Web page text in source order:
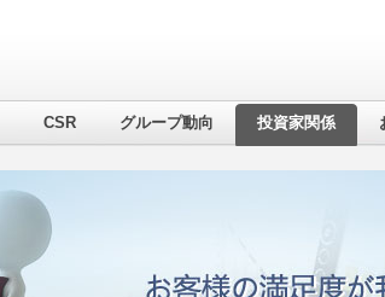
CSR グループ動向 投資家関係